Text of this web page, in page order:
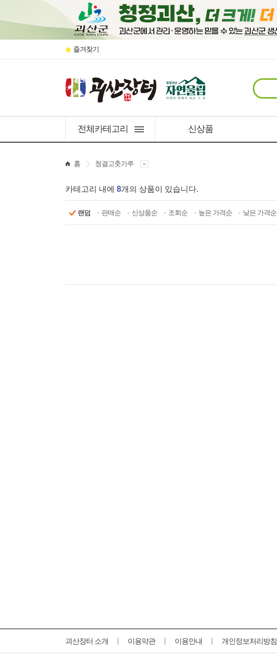
즐겨찾기
전체카테고리 신상품
홈 청결고춧가루
카테고리 내에 8개의 상품이 있습니다.
랜덤 판매순 신상품순 조회순 높은 가격순 낮은 가격순
괴산장터 소개 이용약관 이용안내 개인정보처리방침